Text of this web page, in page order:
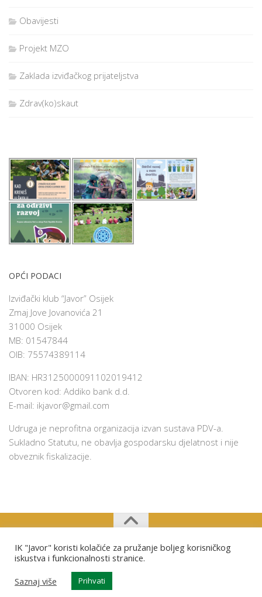
Obavijesti
Projekt MZO
Zaklada izviđačkog prijateljstva
Zdrav(ko)skaut
OPĆI PODACI
Izviđački klub “Javor” Osijek
Zmaj Jove Jovanovića 21
31000 Osijek
MB: 01547844
OIB: 75574389114
IBAN: HR3125000091102019412
Otvoren kod: Addiko bank d.d.
E-mail: ikjavor@gmail.com
Udruga je neprofitna organizacija izvan sustava PDV-a.
Sukladno Statutu, ne obavlja gospodarsku djelatnost i nije
obveznik fiskalizacije.
Izviđački klub "Javor" Osijek © 2026. Sva prava pridržana.
IK "Javor" koristi kolačiće za pružanje boljeg korisničkog
iskustva i funkcionalnosti stranice.
Saznaj više
Prihvati